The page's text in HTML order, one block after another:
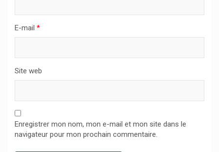
E-mail *
Site web
Enregistrer mon nom, mon e-mail et mon site dans le
navigateur pour mon prochain commentaire.